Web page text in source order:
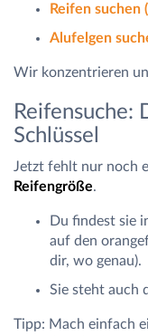
Reifen suchen
Alufelgen
Wir konzentrieren
Reifensuche:
Schlüssel
Jetzt fehlt nur noch
Reifengröße.
Du findest sie
auf den
dir, wo genau).
Sie steht auch
Tipp: Mach einfach